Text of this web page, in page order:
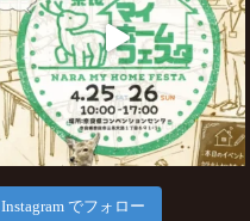
Instagram でフォロー